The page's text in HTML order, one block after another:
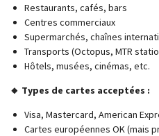
Restaurants, cafés, bars
Centres commerciaux
Supermarchés, chaînes
Transports (Octopus, MTR
Hôtels, musées, cinémas, etc.
🔸 Types de cartes acceptées :
Visa, Mastercard, American
Cartes européennes OK (mais